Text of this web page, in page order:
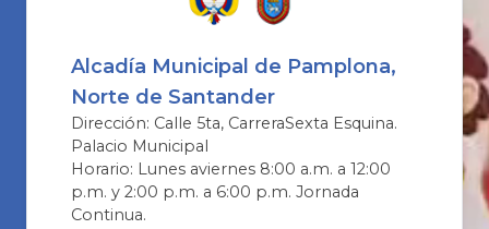
Alcadía Municipal de Pamplona,
Norte de Santander
Dirección: Calle 5ta, CarreraSexta Esquina.
Palacio Municipal
Horario: Lunes aviernes 8:00 a.m. a 12:00
p.m. y 2:00 p.m. a 6:00 p.m. Jornada
Continua.